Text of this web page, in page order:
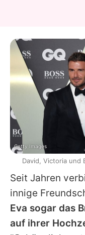
Seit Jahren
innige
Eva sogar das
auf ihrer
Getty Images
David, Victoria und